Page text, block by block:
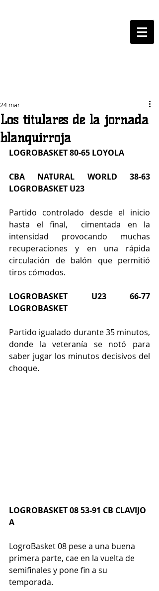
Los titulares de la jornada
blanquirroja
24 mar
LOGROBASKET 80-65 LOYOLA
CBA NATURAL WORLD 38-63
LOGROBASKET U23
Partido controlado desde el inicio
hasta el final,  cimentada en la
intensidad provocando muchas
recuperaciones y en una rápida
circulación de balón que permitió
tiros cómodos.
LOGROBASKET U23 66-77
LOGROBASKET
Partido igualado durante 35 minutos,
donde la veteranía se notó para
saber jugar los minutos decisivos del
choque.
LOGROBASKET 08 53-91 CB CLAVIJO
A
LogroBasket 08 pese a una buena
primera parte, cae en la vuelta de
semifinales y pone fin a su
temporada.